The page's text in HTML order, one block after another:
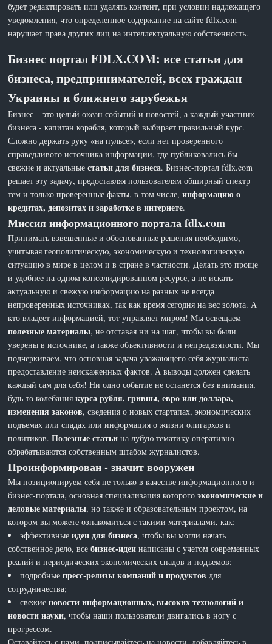
будет редактировать или удалять контент, при условии надлежащего
уведомления, что определенное содержание на сайте fdlx.com
нарушает права других лиц на интеллектуальную собственность.
Бизнес портал FDLX.COM: все статьи для
бизнеса, предпринимателей, всех граждан
Украины и ближнего зарубежья
Бизнес – это целый океан событий и новостей, а каждый участник
бизнеса - капитан корабля, который выбирает правильный курс.
Сложно держать руку «на пульсе», если нет проверенного
справедливого источника информации, где публиковались бы
свежие и актуальныестатьи для бизнеса. Бизнес-портал fdlx.com
решает эту задачу, предоставляя пользователям обширный спектр
тем и только проверенные факты, в том числе,информацию о
кредитах, депозитах и заработке в интернете.
Миссия информационного портала fdlx.com
Принимать взвешенные и обоснованные решения необходимо,
учитывая геополитическую, экономическую и технологическую
ситуацию в мире в целом и в стране в частности. Делать это проще
и удобнее на одном консолидированном ресурсе, а не искать
актуальную и свежую информацию на разных не всегда
непроверенных источниках, так как время сегодня на вес золота. А
кто владеет информацией, тот управляет миром! Мы освещаем
полезные материалы, не отставая ни на шаг, чтобы вы были
уверены в источнике, а также объективности и непредвзятости. Мы
подчеркиваем, что основная задача уважающего себя журналиста -
предоставление неискаженных фактов. А выводы должен сделать
каждый сам для себя! Ни одно событие не останется без внимания,
будь то колебаниякурса рубля, гривны, евро или доллара,
изменения законов, сведения о новых стартапах, экономических
подъемах или спадах или информация о жизни олигархов и
политиков.Полезные статьи на лубую тематику оперативно
обрабатываются собственным штабом журналистов.
Проинформирован - значит вооружен
Мы позиционируем себя не только в качестве информационного и
бизнес-портала, основная специализация которогоэкономические и
деловые материалы, но также и образовательным проектом, на
котором вы можете ознакомиться с такими материалами, как:
эффективныеидеи для бизнеса, чтобы вы могли начать
собственное дело, всебизнес-идеи написаны с учетом современных
реалий и периодических экономических спадов и подъемов;
подробныепресс-релизы компаний и продуктов для
сотрудничества;
свежиеновости информационных, высоких технологий и
новости науки, чтобы наши пользователи двигались в ногу с
прогрессом.